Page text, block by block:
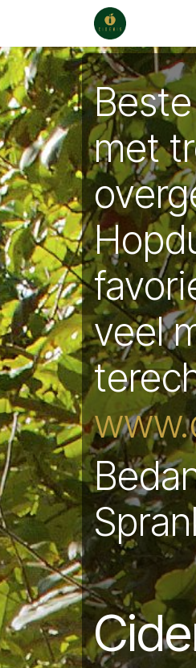
Overslaan naar inhoud
met
veel